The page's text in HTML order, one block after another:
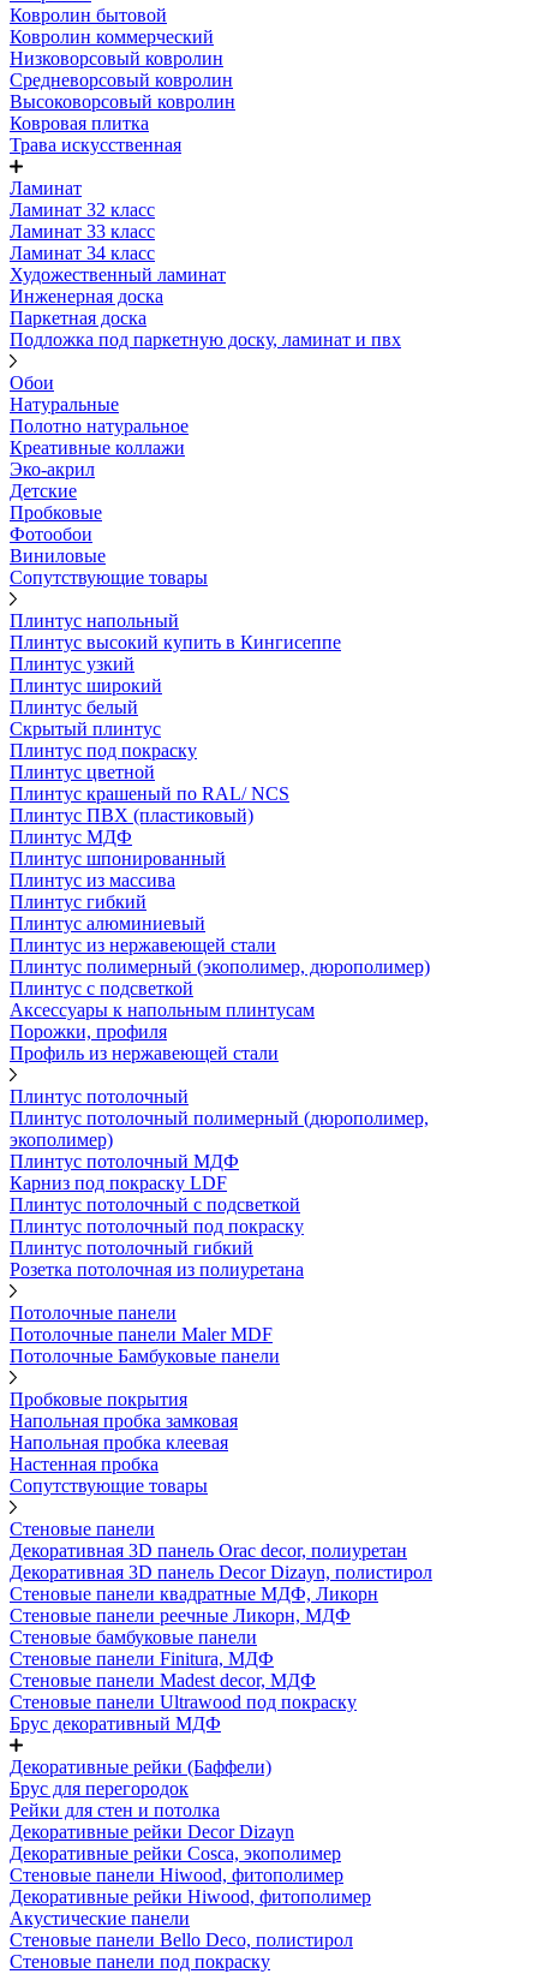
Ковролин бытовой
Ковролин коммерческий
Низковорсовый ковролин
Средневорсовый ковролин
Высоковорсовый ковролин
Ковровая плитка
Трава искусственная
Ламинат
Ламинат 32 класс
Ламинат 33 класс
Ламинат 34 класс
Художественный ламинат
Инженерная доска
Паркетная доска
Подложка под паркетную доску, ламинат и пвх
Обои
Натуральные
Полотно натуральное
Креативные коллажи
Эко-акрил
Детские
Пробковые
Фотообои
Виниловые
Сопутствующие товары
Плинтус напольный
Плинтус высокий купить в Кингисеппе
Плинтус узкий
Плинтус широкий
Плинтус белый
Скрытый плинтус
Плинтус под покраску
Плинтус цветной
Плинтус крашеный по RAL/ NCS
Плинтус ПВХ (пластиковый)
Плинтус МДФ
Плинтус шпонированный
Плинтус из массива
Плинтус гибкий
Плинтус алюминиевый
Плинтус из нержавеющей стали
Плинтус полимерный (экополимер, дюрополимер)
Плинтус с подсветкой
Аксессуары к напольным плинтусам
Порожки, профиля
Профиль из нержавеющей стали
Плинтус потолочный
Плинтус потолочный полимерный (дюрополимер,
экополимер)
Плинтус потолочный МДФ
Карниз под покраску LDF
Плинтус потолочный с подсветкой
Плинтус потолочный под покраску
Плинтус потолочный гибкий
Розетка потолочная из полиуретана
Потолочные панели
Потолочные панели Maler MDF
Потолочные Бамбуковые панели
Пробковые покрытия
Напольная пробка замковая
Напольная пробка клеевая
Настенная пробка
Сопутствующие товары
Стеновые панели
Декоративная 3D панель Orac decor, полиуретан
Декоративная 3D панель Decor Dizayn, полистирол
Стеновые панели квадратные МДФ, Ликорн
Стеновые панели реечные Ликорн, МДФ
Стеновые бамбуковые панели
Стеновые панели Finitura, МДФ
Стеновые панели Madest decor, МДФ
Стеновые панели Ultrawood под покраску
Брус декоративный МДФ
Декоративные рейки (Баффели)
Брус для перегородок
Рейки для стен и потолка
Декоративные рейки Decor Dizayn
Декоративные рейки Cosca, экополимер
Стеновые панели Hiwood, фитополимер
Декоративные рейки Hiwood, фитополимер
Акустические панели
Стеновые панели Bello Deco, полистирол
Стеновые панели под покраску